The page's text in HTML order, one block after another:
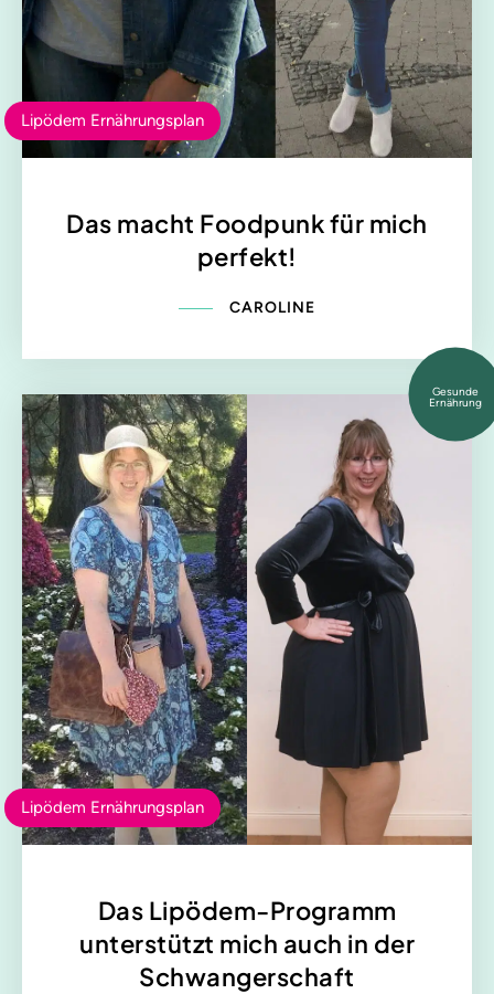
Lipödem Ernährungsplan
Das macht Foodpunk für mich
perfekt!
CAROLINE
Gesunde
Ernährung
Lipödem Ernährungsplan
Das Lipödem-Programm
unterstützt mich auch in der
Schwangerschaft